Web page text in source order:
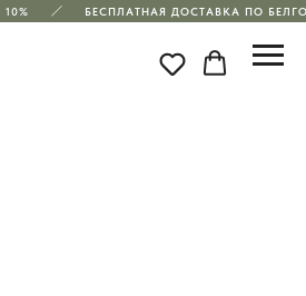
БЕСПЛАТНАЯ ДОСТАВКА ПО